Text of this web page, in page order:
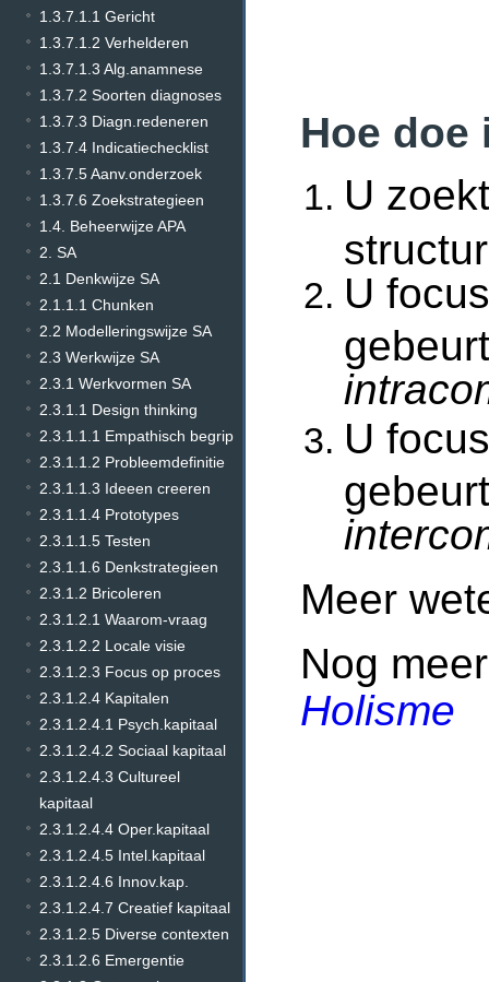
1.3.7.1.1 Gericht
1.3.7.1.2 Verhelderen
1.3.7.1.3 Alg.anamnese
1.3.7.2 Soorten diagnoses
1.3.7.3 Diagn.redeneren
1.3.7.4 Indicatiechecklist
1.3.7.5 Aanv.onderzoek
1.3.7.6 Zoekstrategieen
1.4. Beheerwijze APA
2. SA
2.1 Denkwijze SA
2.1.1.1 Chunken
2.2 Modelleringswijze SA
2.3 Werkwijze SA
2.3.1 Werkvormen SA
2.3.1.1 Design thinking
2.3.1.1.1 Empathisch begrip
2.3.1.1.2 Probleemdefinitie
2.3.1.1.3 Ideeen creeren
2.3.1.1.4 Prototypes
2.3.1.1.5 Testen
2.3.1.1.6 Denkstrategieen
2.3.1.2 Bricoleren
2.3.1.2.1 Waarom-vraag
2.3.1.2.2 Locale visie
2.3.1.2.3 Focus op proces
2.3.1.2.4 Kapitalen
2.3.1.2.4.1 Psych.kapitaal
2.3.1.2.4.2 Sociaal kapitaal
2.3.1.2.4.3 Cultureel
kapitaal
2.3.1.2.4.4 Oper.kapitaal
2.3.1.2.4.5 Intel.kapitaal
2.3.1.2.4.6 Innov.kap.
2.3.1.2.4.7 Creatief kapitaal
2.3.1.2.5 Diverse contexten
2.3.1.2.6 Emergentie
Hoe
U
U
U
Meer
Nog
Holisme